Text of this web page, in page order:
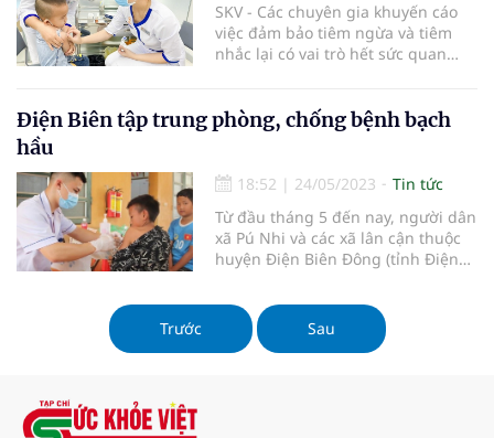
SKV - Các chuyên gia khuyến cáo
việc đảm bảo tiêm ngừa và tiêm
nhắc lại có vai trò hết sức quan
Điện Biên tập trung phòng, chống bệnh bạch
hầu
18:52 | 24/05/2023
Tin tức
Từ đầu tháng 5 đến nay, người dân
xã Pú Nhi và các xã lân cận thuộc
huyện Điện Biên Đông (tỉnh Điện
bệnh bạch hầu trên địa bàn. Song
với sự vào cuộc khẩn trương, trách
nhiệm của ngành y tế Điện Biên,
Trước Sau